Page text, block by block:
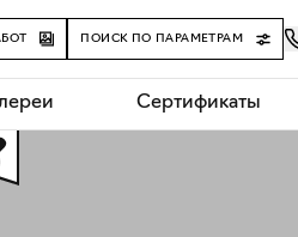
ПОИСК ПО ПАРАМЕТРАМ
Сертификаты